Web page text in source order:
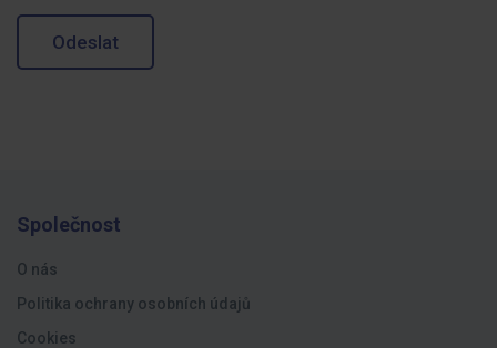
Odeslat
Společnost
O nás
Politika ochrany osobních údajů
Cookies